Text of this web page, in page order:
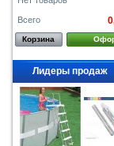
Всего
Корзина
Лидеры продаж